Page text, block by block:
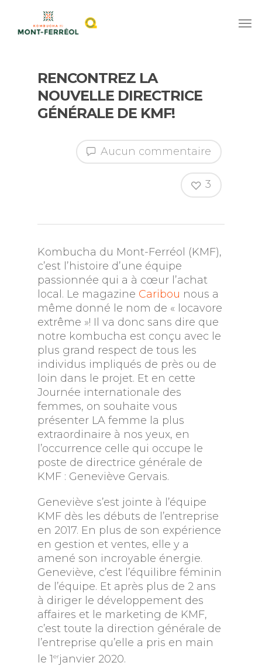
RENCONTREZ LA
NOUVELLE DIRECTRICE
GÉNÉRALE DE KMF!
Aucun commentaire
3
Kombucha du Mont-Ferréol (KMF),
c’est l’histoire d’une équipe
passionnée qui a à cœur l’achat
local. Le magazine Caribou nous a
même donné le nom de « locavore
extrême »! Il va donc sans dire que
notre kombucha est conçu avec le
plus grand respect de tous les
individus impliqués de près ou de
loin dans le projet. Et en cette
Journée internationale des
femmes, on souhaite vous
présenter LA femme la plus
extraordinaire à nos yeux, en
l’occurrence celle qui occupe le
poste de directrice générale de
KMF : Geneviève Gervais.
Geneviève s’est jointe à l’équipe
KMF dès les débuts de l’entreprise
en 2017. En plus de son expérience
en gestion et ventes, elle y a
amené son incroyable énergie.
Geneviève, c’est l’équilibre féminin
de l’équipe. Et après plus de 2 ans
à diriger le développement des
affaires et le marketing de KMF,
c’est toute la direction générale de
l’entreprise qu’elle a pris en main
le 1erjanvier 2020.